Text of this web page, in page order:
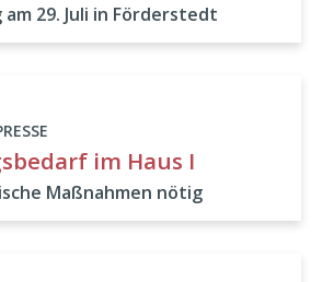
29. Juli in Förderstedt
im Haus I
Maßnahmen nötig